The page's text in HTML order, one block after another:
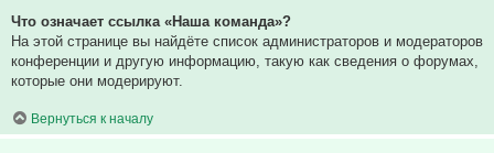
Что означает ссылка «Наша команда»?
На этой странице вы найдёте список администраторов и модераторов
конференции и другую информацию, такую как сведения о форумах,
которые они модерируют.
Вернуться к началу